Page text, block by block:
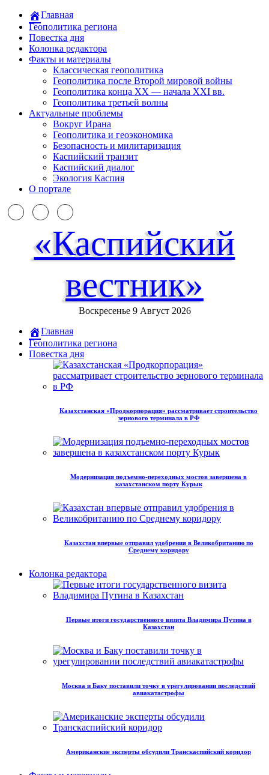
Главная
Геополитика региона
Повестка дня
Колонка редактора
Факты и материалы
Классическая геополитика
Геополитика после Второй мировой войны
Геополитика конца XX — начала XXI вв.
Геополитика третьей волны
Актуальные проблемы
Вокруг Ирана
Геополитика и геоэкономика
Безопасность и милитаризация
Каспийский транзит
Каспийский диалог
Экология Каспия
О портале
«Каспийский
вестник»
Воскресенье 9 Август 2026
Главная
Геополитика региона
Повестка дня
Казахстанская «Продкорпорация» рассматривает строительство
зернового терминала в РФ
Модернизация подъемно-переходных мостов завершена в
казахстанском порту Курык
Казахстан впервые отправил удобрения в Великобританию по
Среднему коридору
Колонка редактора
Первые итоги государственного визита Владимира Путина в
Казахстан
Москва и Баку поставили точку в урегулировании последствий
авиакатастрофы
Американские эксперты обсудили Транскаспийский коридор